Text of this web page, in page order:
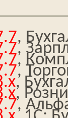
,
,
,
,
,
,
,